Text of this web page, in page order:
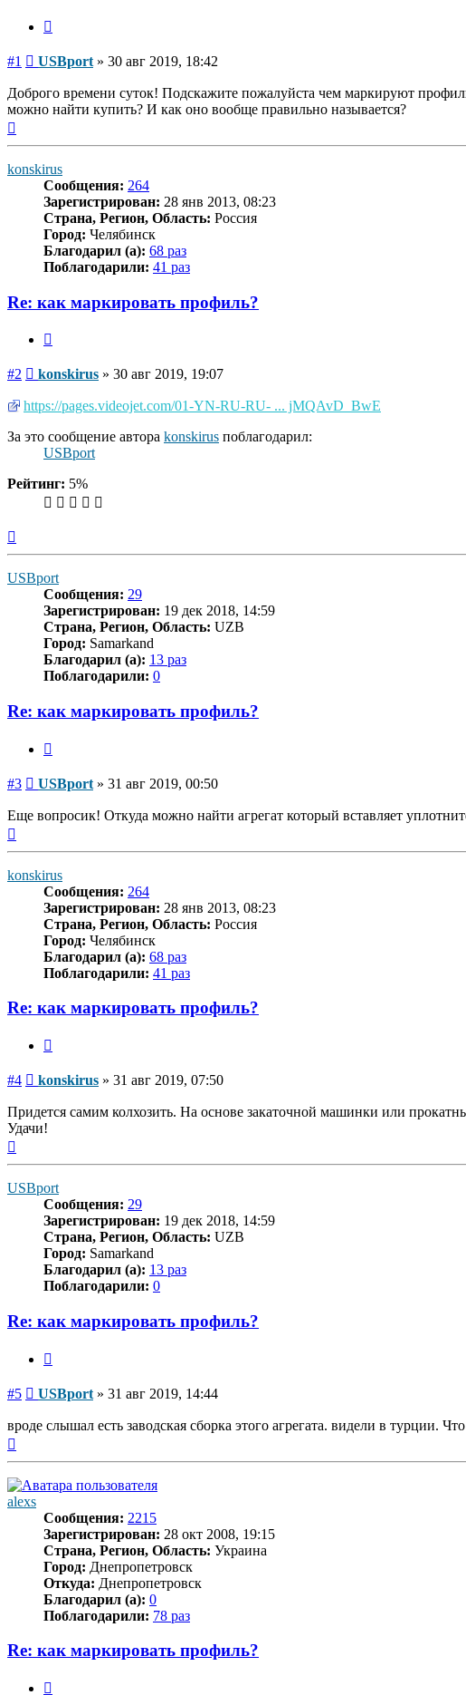
#1 Сообщение
USBport » 30 авг 2019, 18:42
Доброго времени суток! Подскажите пожалуйста чем маркируют
можно найти купить? И как оно вообще правильно называется?
konskirus
Сообщения: 264
Зарегистрирован: 28 янв 2013, 08:23
Страна, Регион, Область: Россия
Город: Челябинск
Благодарил (а): 68 раз
Поблагодарили: 41 раз
Re: как маркировать профиль?
#2 Сообщение
konskirus » 30 авг 2019, 19:07
https://pages.videojet.com/01-YN-RU-RU- ... jMQAvD_BwE
За это сообщение автора konskirus поблагодарил:
USBport
Рейтинг: 5%
USBport
Сообщения: 29
Зарегистрирован: 19 дек 2018, 14:59
Страна, Регион, Область: UZB
Город: Samarkand
Благодарил (а): 13 раз
Поблагодарили: 0
Re: как маркировать профиль?
#3 Сообщение
USBport » 31 авг 2019, 00:50
Еще вопросик! Откуда можно найти агрегат который вставляет
konskirus
Сообщения: 264
Зарегистрирован: 28 янв 2013, 08:23
Страна, Регион, Область: Россия
Город: Челябинск
Благодарил (а): 68 раз
Поблагодарили: 41 раз
Re: как маркировать профиль?
#4 Сообщение
konskirus » 31 авг 2019, 07:50
Придется самим колхозить. На основе закаточной машинки или
Удачи!
USBport
Сообщения: 29
Зарегистрирован: 19 дек 2018, 14:59
Страна, Регион, Область: UZB
Город: Samarkand
Благодарил (а): 13 раз
Поблагодарили: 0
Re: как маркировать профиль?
#5 Сообщение
USBport » 31 авг 2019, 14:44
вроде слышал есть заводская сборка этого агрегата. видели в турции.
alexs
Сообщения: 2215
Зарегистрирован: 28 окт 2008, 19:15
Страна, Регион, Область: Украина
Город: Днепропетровск
Откуда: Днепропетровск
Благодарил (а): 0
Поблагодарили: 78 раз
Re: как маркировать профиль?